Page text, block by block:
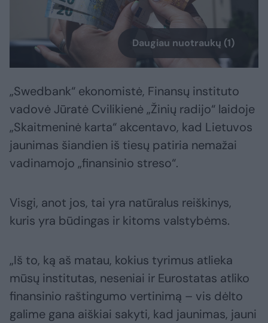
Daugiau nuotraukų (1)
„Swedbank“ ekonomistė, Finansų instituto
vadovė Jūratė Cvilikienė „Žinių radijo“ laidoje
„Skaitmeninė karta“ akcentavo, kad Lietuvos
jaunimas šiandien iš tiesų patiria nemažai
vadinamojo „finansinio streso“.
Visgi, anot jos, tai yra natūralus reiškinys,
kuris yra būdingas ir kitoms valstybėms.
„Iš to, ką aš matau, kokius tyrimus atlieka
mūsų institutas, neseniai ir Eurostatas atliko
finansinio raštingumo vertinimą – vis dėlto
galime gana aiškiai sakyti, kad jaunimas, jauni